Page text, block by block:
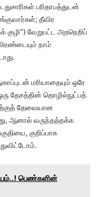
பரிதாபத்துடன்
தீவிர
குழி”) வேறுபட்ட அறநெறிப்
நாம்
மரியாதையும் ஒரே
தேசத்தின் தொழில்நுட்பத்
தேவையான
ஆனால் வருந்தத்தக்க
குறிப்பாக
பெண்களின்